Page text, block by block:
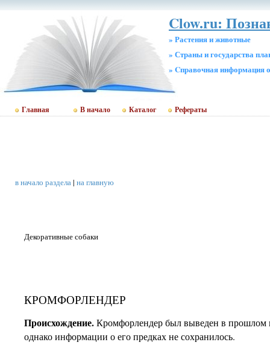
Clow.ru:
» Растения и животные
» Страны и государства
» Cправочная информация
Главная В начало Каталог Рефераты
в начало раздела| на главную
Декоративные собаки
КРОМФОРЛЕНДЕР
Происхождение.Кромфорлендер был выведен в прошлом
однако информации о его предках не сохранилось.